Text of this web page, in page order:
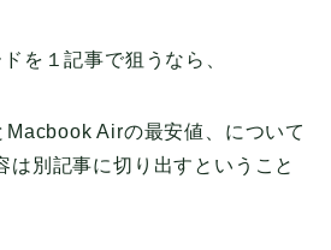
を１記事で狙うなら、
Airの最安値、について
は別記事に切り出すということ